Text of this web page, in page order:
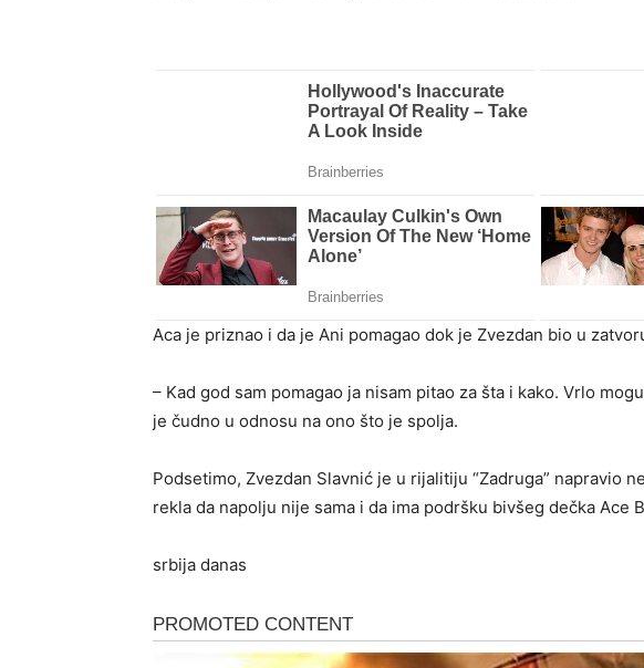
Aca je priznao i da je Ani pomagao dok je Zvezdan bio u
– Kad god sam pomagao ja nisam pitao za šta i kako. Vrlo
je čudno u odnosu na ono što je spolja.
Podsetimo, Zvezdan Slavnić je u rijalitiju “Zadruga” napravio
rekla da napolju nije sama i da ima podršku bivšeg dečka Ace
srbija danas